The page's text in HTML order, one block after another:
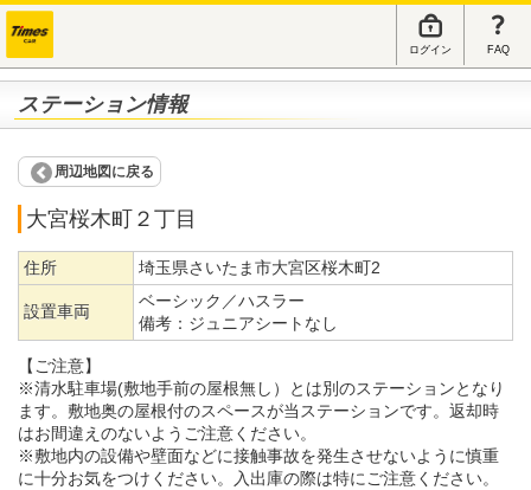
ログイン FAQ
ステーション情報
周辺地図に戻る
大宮桜木町２丁目
住所 埼玉県さいたま市大宮区桜木町2
設置車両
ベーシック／ハスラー
備考： ジュニアシートなし
【ご注意】
※清水駐車場(敷地手前の屋根無し）とは別のステーションとなり
ます。敷地奥の屋根付のスペースが当ステーションです。返却時
はお間違えのないようご注意ください。
※敷地内の設備や壁面などに接触事故を発生させないように慎重
に十分お気をつけください。入出庫の際は特にご注意ください。